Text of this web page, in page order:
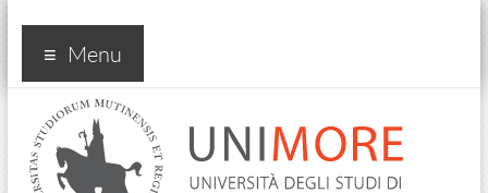
posta studenti
Menu